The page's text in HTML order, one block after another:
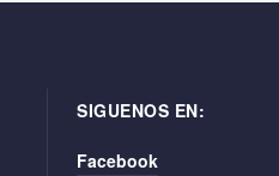
SIGUENOS EN:
Facebook